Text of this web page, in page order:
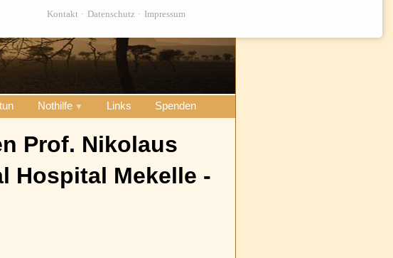
Nothilfe Links Spenden
Prof. Nikolaus
Hospital Mekelle -
Kontakt Datenschutz Impressum